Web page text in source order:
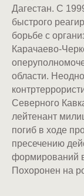
Дагестан. С
быстрого
борьбе с
Карачаево-
области.
Северного
лейтенант
погиб в ходе
пресечению
формирований
Похоронен на